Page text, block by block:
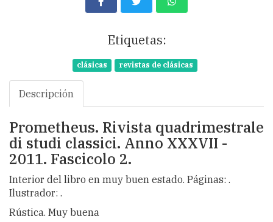
Etiquetas:
clásicas revistas de clásicas
Descripción
Prometheus. Rivista quadrimestrale
di studi classici. Anno XXXVII -
2011. Fascicolo 2.
Interior del libro en muy buen estado. Páginas: .
Ilustrador: .
Rústica. Muy buena